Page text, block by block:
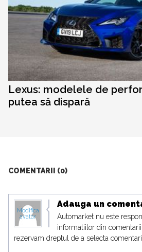
Lexus: modelele de
putea să dispară
COMENTARII (0)
Modifica
avatar
Adauga un
Automarket nu este
informatiilor din
rezervam dreptul de a selecta